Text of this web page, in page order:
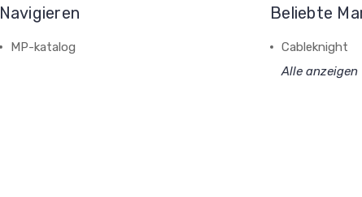
Navigieren
MP-katalog
Beliebte
Cableknight
Alle anzeigen